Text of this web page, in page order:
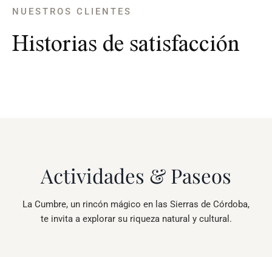
NUESTROS CLIENTES
Historias de satisfacción
Actividades & Paseos
La Cumbre, un rincón mágico en las Sierras de Córdoba,
te invita a explorar su riqueza natural y cultural.